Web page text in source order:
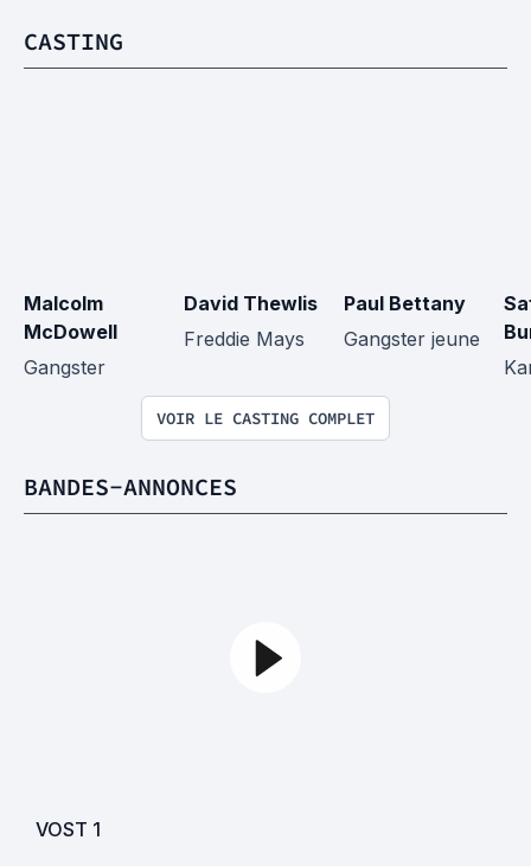
CASTING
Malcolm
McDowell
Gangster
David Thewlis
Freddie Mays
Paul Bettany
Gangster jeune
VOIR LE CASTING COMPLET
BANDES-ANNONCES
VOST 1